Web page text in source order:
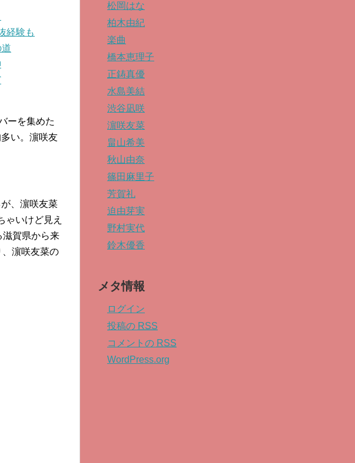
経験も
ーを集めた
い。濵咲友
、濵咲友菜
ゃいけど見え
滋賀県から来
濵咲友菜の
松岡はな
柏木由紀
楽曲
橋本恵理子
正鋳真優
水島美結
渋谷凪咲
濵咲友菜
畠山希美
秋山由奈
篠田麻里子
芳賀礼
迫由芽実
野村実代
鈴木優香
メタ情報
ログイン
投稿の RSS
コメントの RSS
WordPress.org